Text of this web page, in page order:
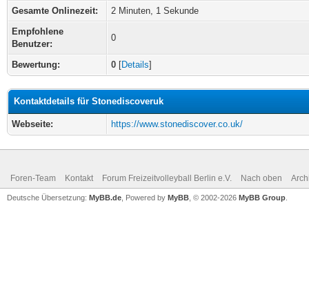
Gesamte Onlinezeit:
2 Minuten, 1 Sekunde
Empfohlene
Benutzer:
0
Bewertung: 0 [Details]
Kontaktdetails für Stonediscoveruk
Webseite: https://www.stonediscover.co.uk/
Foren-Team Kontakt Forum Freizeitvolleyball Berlin e.V. Nach oben
Deutsche Übersetzung: MyBB.de , Powered by MyBB , © 2002-2026 MyBB Group